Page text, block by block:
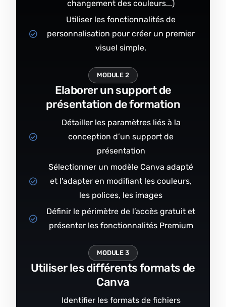
changement des couleurs...)
Utiliser les fonctionnalités de
personnalisation pour créer un premier
visuel simple.
MODULE 2
Elaborer un support de
présentation de formation
Détailler les paramètres liés à la
conception d’un support de
présentation
Sélectionner un modèle Canva adapté
et l'adapter en modifiant les couleurs,
les polices, les images
Définir le périmètre de l’accès gratuit et
présenter les fonctionnalités Premium
MODULE 3
Utiliser les différents formats de
Canva
Identifier les formats de fichiers